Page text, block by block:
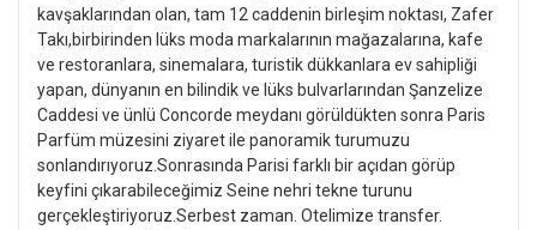
kavşaklarından olan, tam 12 caddenin birleşim noktası, Zafer
Takı,birbirinden lüks moda markalarının mağazalarına, kafe
ve restoranlara, sinemalara, turistik dükkanlara ev sahipliği
yapan, dünyanın en bilindik ve lüks bulvarlarından Şanzelize
Caddesi ve ünlü Concorde meydanı görüldükten sonra Paris
Parfüm müzesini ziyaret ile panoramik turumuzu
sonlandırıyoruz.Sonrasında Parisi farklı bir açıdan görüp
keyfini çıkarabileceğimiz Seine nehri tekne turunu
gerçekleştiriyoruz.Serbest zaman. Otelimize transfer.